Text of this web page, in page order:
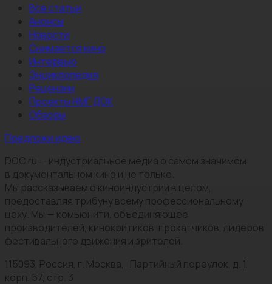
Все статьи
Анонсы
Новости
Снимается кино
Интервью
Энциклопедия
Рецензии
Проекты НМГ ДОК
Обзоры
Предложи идею
DOC.ru — индустриальное медиа о самом значимом
в документальном кино и не только.
Мы рассказываем о киноиндустрии в целом,
предоставляя трибуну всему профессиональному
цеху. Мы — комьюнити, объединяющее
производителей, кинокритиков, прокатчиков, лидеров
фестивального движения и зрителей.
115093, Россия, г. Москва, Партийный переулок, д. 1,
корп. 57, стр. 3